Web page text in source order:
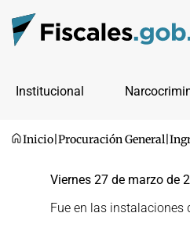
Institucional
Inicio Procuración General
Viernes 27 de marzo de
Fue en las instalaciones